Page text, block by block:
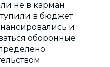
не в карман
в бюджет.
и
оборонные